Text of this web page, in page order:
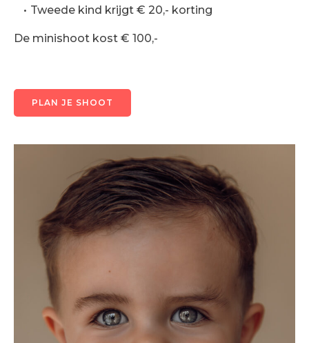
Tweede kind krijgt € 20,- korting
De minishoot kost € 100,-
PLAN JE SHOOT